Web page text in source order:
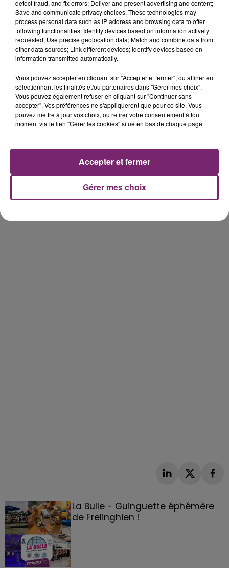
septembre
GP d'Italie
Monza
26
septembre
GP de Russie
Sotchi
3 octobre
GP de Singapour
Singapour
GP du Japon
24 octobre
GP des États-Unis
Austin
31 octobre
GP de Mexico
Mexico
novembre
GP de São Paulo
Interlagos
GP d'Arabie
décembre
GP d'Abu Dhabi
La Bulle - Guinguette éphémère
de Frelinghien !
detect fraud, and fix errors; Deliver and present advertising and content;
Save and communicate privacy choices. These technologies may
process personal data such as IP address and browsing data to offer
following functionalities: Identify devices based on information actively
requested; Use precise geolocation data; Match and combine data from
other data sources; Link different devices; Identify devices based on
information transmitted automatically.
Vous pouvez accepter en cliquant sur "Accepter et fermer", ou affiner en
sélectionnant les finalités et/ou partenaires dans "Gérer mes choix".
Vous pouvez également refuser en cliquant sur "Continuer sans
accepter". Vos préférences ne s'appliqueront que pour ce site. Vous
pouvez mettre à jour vos choix, ou retirer votre consentement à tout
moment via le lien "Gérer les cookies" situé en bas de chaque page.
Gérer mes choix
Accepter et fermer